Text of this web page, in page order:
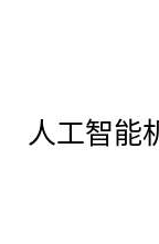
人工智能